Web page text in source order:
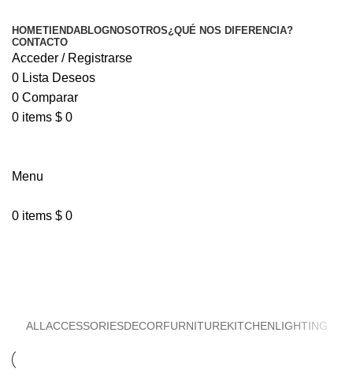
HOMETIENDABLOGNOSOTROS¿QUÉ NOS DIFERENCIA?
CONTACTO
Acceder / Registrarse
0 Lista Deseos
0 Comparar
0 items $ 0
Menu
0 items $ 0
ALL ACCESSORIESDECORFURNITUREKITCHENLIGHTING